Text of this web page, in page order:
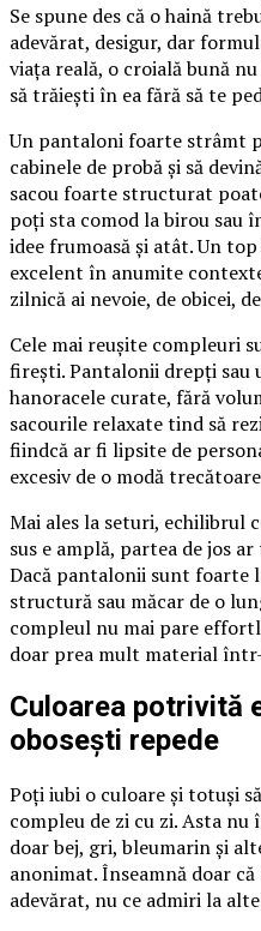
Se spune des că o haină
adevărat, desigur, dar
viața reală, o croială bună
să trăiești în ea fără să te
Un pantaloni foarte strâmt
cabinele de probă și să
sacou foarte structurat
poți sta comod la birou sau
idee frumoasă și atât. Un
excelent în anumite
zilnică ai nevoie, de obicei,
Cele mai reușite compleuri
firești. Pantalonii drepți sau
hanoracele curate, fără
sacourile relaxate tind să
fiindcă ar fi lipsite de
excesiv de o modă
Mai ales la seturi, echilibrul
sus e amplă, partea de jos
Dacă pantalonii sunt foarte
structură sau măcar de o
compleul nu mai pare
doar prea mult material
Culoarea potrivită
obosești repede
Poți iubi o culoare și totuși
compleu de zi cu zi. Asta nu
doar bej, gri, bleumarin și
anonimat. Înseamnă doar
adevărat, nu ce admiri la